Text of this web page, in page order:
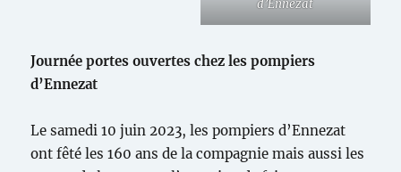
d’Ennezat
Journée portes ouvertes chez les pompiers
d’Ennezat
Le samedi 10 juin 2023, les pompiers d’Ennezat
ont fêté les 160 ans de la compagnie mais aussi les